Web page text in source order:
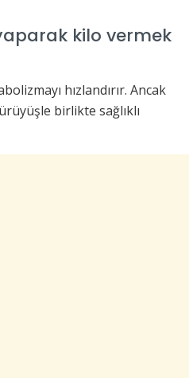
kilo vermek
hızlandırır. Ancak
birlikte sağlıklı